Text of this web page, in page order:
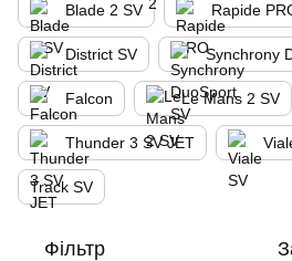
Blade 2 SV Rapide
District SV Synchrony
Falcon Le Mans 2 SV
Thunder 3 SV JET
Track SV
Фільтр